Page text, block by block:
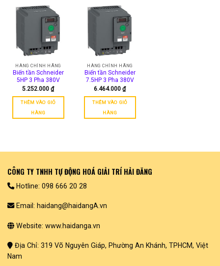
HÀNG CHÍNH HÃNG
Biến tần Schneider
5HP 3 Pha 380V
5.252.000₫
THÊM VÀO GIỎ
HÀNG
HÀNG CHÍNH HÃNG
Biến tần Schneider
7.5HP 3 Pha 380V
6.464.000₫
THÊM VÀO GIỎ
HÀNG
CÔNG TY TNHH TỰ ĐỘNG HOÁ GIẢI TRÍ HẢI ĐĂNG
Hotline: 098 666 20 28
Email: haidang@haidangA.vn
Website: www.haidanga.vn
Địa Chỉ: 319 Võ Nguyên Giáp, Phường An Khánh, TPHCM, Việt
Nam